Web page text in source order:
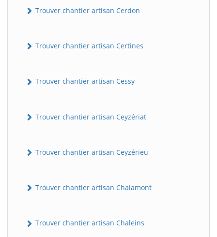
Trouver chantier artisan Cerdon
Trouver chantier artisan Certines
Trouver chantier artisan Cessy
Trouver chantier artisan Ceyzériat
Trouver chantier artisan Ceyzérieu
Trouver chantier artisan Chalamont
Trouver chantier artisan Chaleins